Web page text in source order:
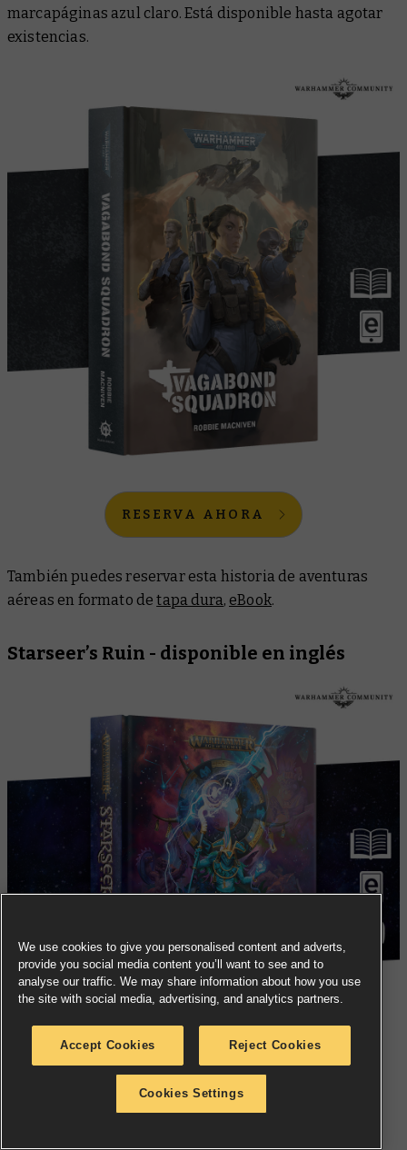
marcapáginas azul claro. Está disponible hasta agotar
existencias.
RESERVA AHORA
También puedes reservar esta historia de aventuras
aéreas en formato detapa dura, eBook.
Starseer’s Ruin - disponible en inglés
We use cookies to give you personalised content and adverts,
provide you social media content you’ll want to see and to
analyse our traffic. We may share information about how you use
the site with social media, advertising, and analytics partners.
Accept Cookies Reject Cookies
Cookies Settings